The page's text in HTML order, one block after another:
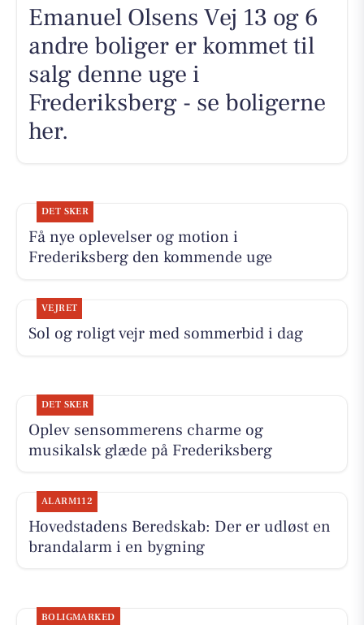
Emanuel Olsens Vej 13 og 6
andre boliger er kommet til
salg denne uge i
Frederiksberg - se boligerne
her.
DET SKER
Få nye oplevelser og motion i
Frederiksberg den kommende uge
VEJRET
Sol og roligt vejr med sommerbid i dag
DET SKER
Oplev sensommerens charme og
musikalsk glæde på Frederiksberg
ALARM112
Hovedstadens Beredskab: Der er udløst en
brandalarm i en bygning
BOLIGMARKED